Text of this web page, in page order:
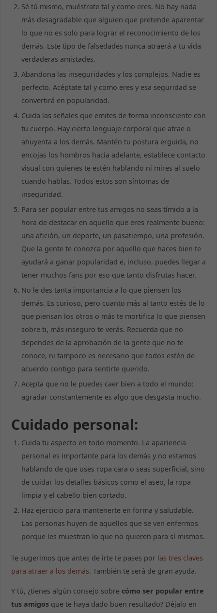
Sé tú mismo, muéstrate tal y como eres. No hay nada
más desagradable que alguien que pretende aparentar
lo que no es solo para lograr el reconocimiento de los
demás. Este tipo de falsedades nunca atraerá a tu vida
verdaderas amistades.
Abandona las inseguridades y los complejos. Nadie es
perfecto. Acéptate tal y como eres y esa seguridad se
convertirá en popularidad.
Cuida las señales que emites de forma inconsciente con
tu cuerpo. Hay cierto lenguaje corporal que atrae o
ahuyenta a los demás. Mantén tu postura erguida, no
encojas los hombros hacia adelante, establece contacto
visual con quienes te estén hablando ni mires al suelo
cuando hablas. Todos estos son síntomas de
inseguridad.
Para ser popular entre tus amigos no seas tímido a la
hora de destacar en aquello que eres realmente bueno:
una afición, un deporte, un pasatiempo, una profesión.
Que la gente te conozca por aquello que haces bien te
ayudará a ganar popularidad e, incluso, puedes llegar a
tener muchos fans por eso que tanto disfrutas hacer.
No le des tanta importancia a lo que piensen los
demás. Es curioso, pero cuanto más al tanto estés de lo
que piensan los otros o más te mortifica lo que piensen
sobre ti, más inseguro te verás. Recuerda que no
dependes de la aprobación de la gente que no te
conoce, ni tampoco es necesario que todos estén de
acuerdo contigo para sentirte querido.
Acepta que no le puedes caer bien a todo el mundo:
agradar constantemente es algo que desgasta mucho.
Cuidado personal:
Cuida tu aspecto en todo momento. La apariencia
personal es importante para los demás y no estamos
hablando de que uses ropa cara o seas superficial, sino
de cuidar los detalles básicos como el aseo, la ropa
limpia y el cabello bien cortado.
Haz ejercicio para mantenerte en forma y saludable.
Las personas huyen de aquellos que se ven enfermos
porque les muestran lo que no quieren para sí mismos.
Te sugerimos que antes de irte te pases por las tres claves
para atraer a los demás. También te será de gran ayuda.
Y tú, ¿tienes algún consejo sobre cómo ser popular entre
tus amigosque te haya dado buen resultado? Déjalo en
Necesarias
Estas cookies
no son
opcionales.
Son necesarias
para que la
correctamente.
Estadísticas
Para que
podamos
mejorar la
funcionalidad
y estructura
de la web, en
se usa la web.
Experiencia
Para que
nuestra web
funcione lo
mejor posible
durante tu
rechaza estas
cookies,
algunas
funcionalidades
desaparecerán
de la web.
Marketing
intereses y
comportamiento